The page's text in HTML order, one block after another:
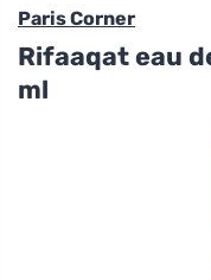
Paris Corner
Rifaaqat eau
ml